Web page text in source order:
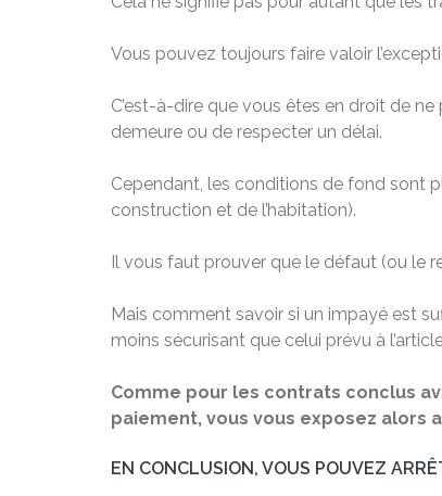
Vous pouvez toujours faire valoir
C’est-à-dire que vous êtes en droit de
demeure ou de respecter un délai.
Cependant, les conditions de fond sont
construction et de l’habitation).
Il vous faut prouver que le défaut (ou le
Mais comment savoir si un impayé est
moins sécurisant que celui prévu à
Comme pour les contrats conclus
paiement, vous vous exposez alors
EN CONCLUSION, VOUS POUVEZ